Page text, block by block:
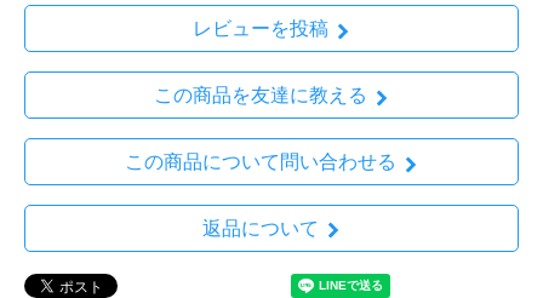
レビューを投稿
この商品を友達に教える
この商品について問い合わせる
返品について